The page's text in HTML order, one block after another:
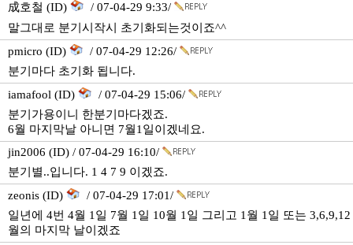
成호철 (ID)
/ 07-04-29 9:33/
말그대로 분기시작시 초기화되는것이죠^^
pmicro (ID)
/ 07-04-29 12:26/
분기마다 초기화 됩니다.
iamafool (ID)
/ 07-04-29 15:06/
분기가용이니 한분기마다겠죠.
6월 마지막날 아니면 7월1일이겠네요.
jin2006 (ID) / 07-04-29 16:10/
분기별..입니다. 1 4 7 9 이겠죠.
zeonis (ID)
/ 07-04-29 17:01/
일년에 4번 4월 1일 7월 1일 10월 1일 그리고 1월 1일 또는 3,6,9,12
월의 마지막 날이겠죠